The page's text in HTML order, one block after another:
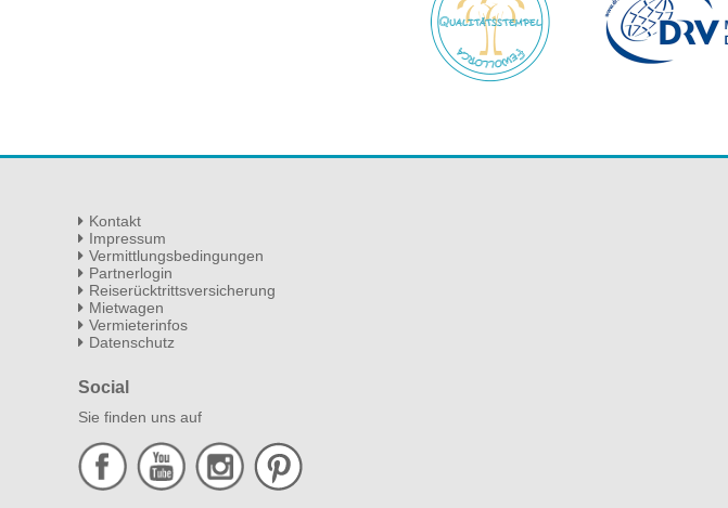
Kontakt
Impressum
Vermittlungsbedingungen
Partnerlogin
Reiserücktrittsversicherung
Mietwagen
Vermieterinfos
Datenschutz
Social
Sie finden uns auf